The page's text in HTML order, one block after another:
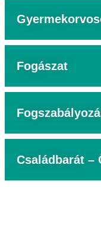
Fogászat
Családbarát –